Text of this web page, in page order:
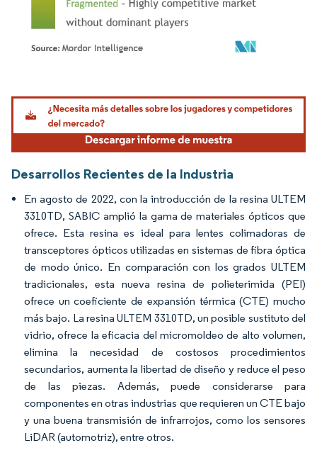
Imagen © Mordor Intelligence. El uso requiere atribución según CC BY 4.0.
Desarrollos Recientes de la Industria
En agosto de 2022, con la introducción de la resina ULTEM
3310TD, SABIC amplió la gama de materiales ópticos que
ofrece. Esta resina es ideal para lentes colimadoras de
transceptores ópticos utilizadas en sistemas de fibra óptica
de modo único. En comparación con los grados ULTEM
tradicionales, esta nueva resina de polieterimida (PEI)
ofrece un coeficiente de expansión térmica (CTE) mucho
más bajo. La resina ULTEM 3310TD, un posible sustituto del
vidrio, ofrece la eficacia del micromoldeo de alto volumen,
elimina la necesidad de costosos procedimientos
secundarios, aumenta la libertad de diseño y reduce el peso
de las piezas. Además, puede considerarse para
componentes en otras industrias que requieren un CTE bajo
y una buena transmisión de infrarrojos, como los sensores
LiDAR (automotriz), entre otros.